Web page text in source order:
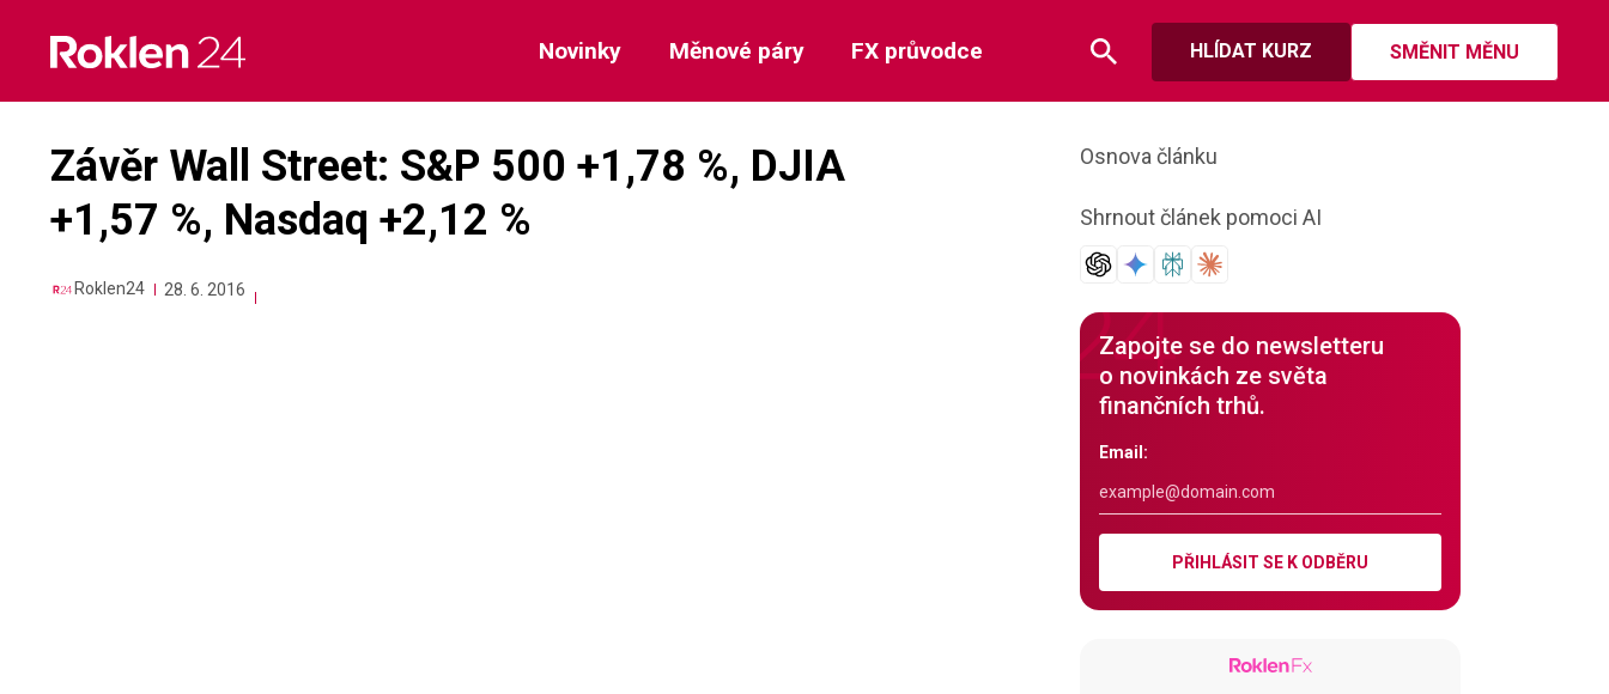
content
HLÍDAT KURZ SMĚNIT MĚNU
Novinky Měnové páry FX průvodce
Závěr Wall Street: S&P 500 +1,78 %, DJIA
+1,57 %, Nasdaq +2,12 %
Roklen24 28. 6. 2016
Osnova článku
Shrnout článek pomoci AI
Zapojte se do newsletteru
o novinkách ze světa
finančních trhů.
Email:
PŘIHLÁSIT SE K ODBĚRU